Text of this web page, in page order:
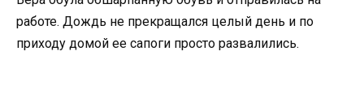
работе. Дождь не прекращался целый день и по
приходу домой ее сапоги просто развалились.